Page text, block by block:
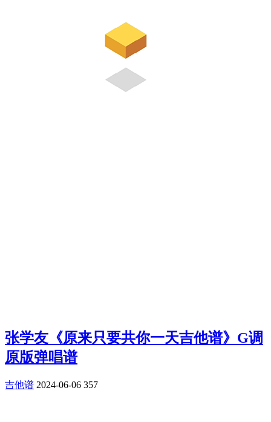
张学友《原来只要共你一天吉他谱》G调
原版弹唱谱
吉他谱 2024-06-06 357